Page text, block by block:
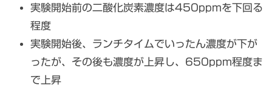
実験開始前の二酸化炭素濃度は450ppmを下回る
程度
実験開始後、ランチタイムでいったん濃度が下が
ったが、その後も濃度が上昇し、650ppm程度ま
で上昇